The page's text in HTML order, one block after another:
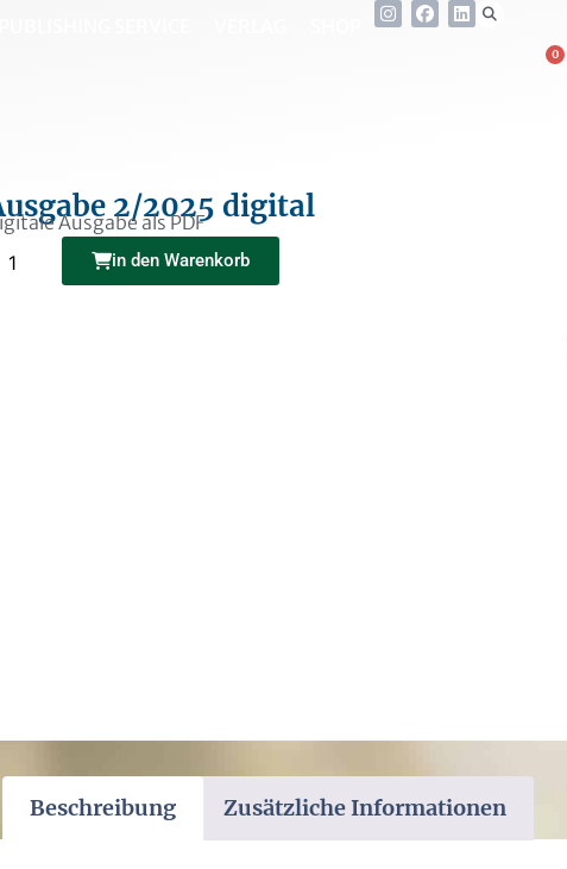
0
2/2025 digital
Ausgabe als PDF
in den Warenkorb
Beschreibung Zusätzliche Informationen